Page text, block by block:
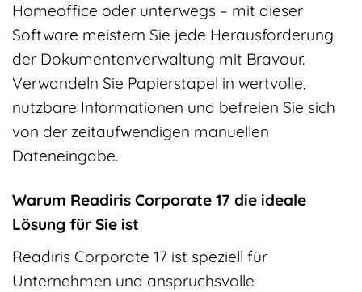
Homeoffice oder unterwegs – mit dieser
Software meistern Sie jede Herausforderung
der Dokumentenverwaltung mit Bravour.
Verwandeln Sie Papierstapel in wertvolle,
nutzbare Informationen und befreien Sie sich
von der zeitaufwendigen manuellen
Dateneingabe.
Warum Readiris Corporate 17 die ideale
Lösung für Sie ist
Readiris Corporate 17 ist speziell für
Unternehmen und anspruchsvolle